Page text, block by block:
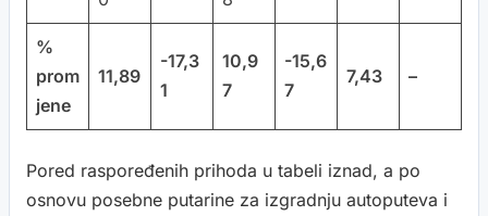
%
prom
jene
11,89
-17,3
1
10,9
7
-15,6
7
7,43 –
Pored raspoređenih prihoda u tabeli iznad, a po
osnovu posebne putarine za izgradnju autoputeva i